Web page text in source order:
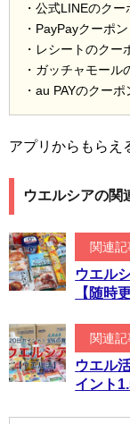
・公式LINEのクー
・PayPayクーポン
・レシートのクー
・ガッチャモール
・au PAYのクーポ
アプリからもらえ
ウエルシアの関
関連記
ウエル
【随時
関連記
ウエル
イント